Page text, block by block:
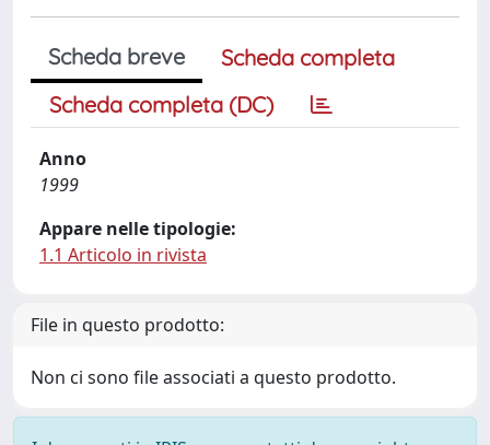
Scheda breve
Scheda completa
Scheda completa (DC)
Anno
1999
Appare nelle tipologie:
1.1 Articolo in rivista
File in questo prodotto:
Non ci sono file associati a questo prodotto.